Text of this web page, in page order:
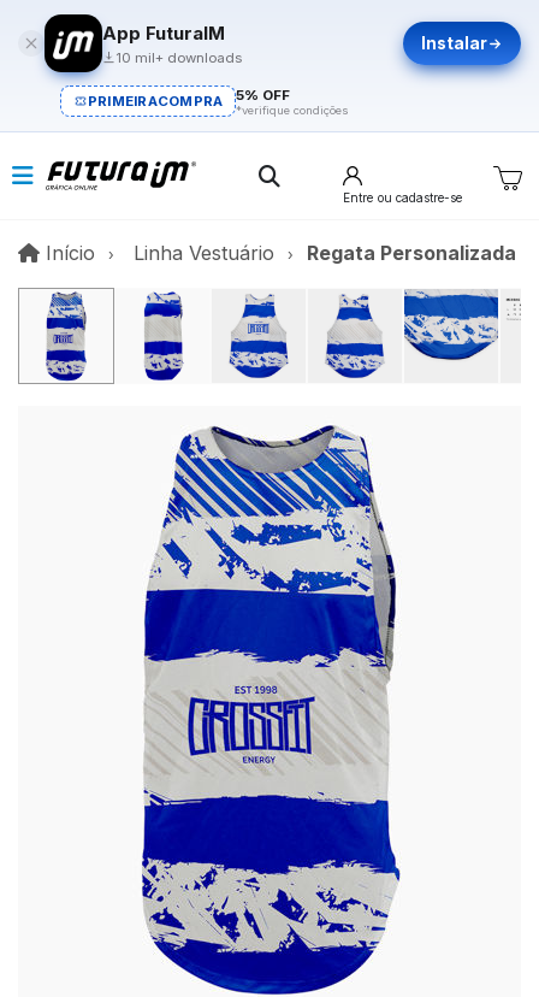
App FuturaIM
10 mil+ downloads
Instalar
PRIMEIRACOMPRA 5% OFF
*verifique condições
Entre ou cadastre-se
Início InícioLinha Vestuário Regata Personalizada